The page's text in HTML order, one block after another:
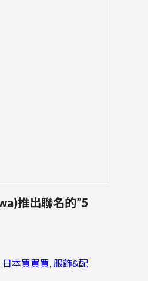
推出聯名的”5
日本買買買, 服飾&配